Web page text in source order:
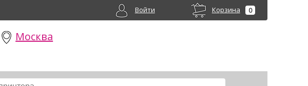
Корзина 0
Войти
Москва